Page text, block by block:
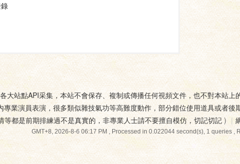
大站點API采集，本站不會保存、複制或傳播任何視頻文件，也不對本站上
業演員表演，很多類似雜技氣功等高難度動作，部分錯位使用道具或者後
等都是前期排練過不是真實的，非專業人士請不要擅自模仿，切記切記 ) |
GMT+8, 2026-8-6 06:17 PM, Processed in 0.022044 second(s), 1 queries ,